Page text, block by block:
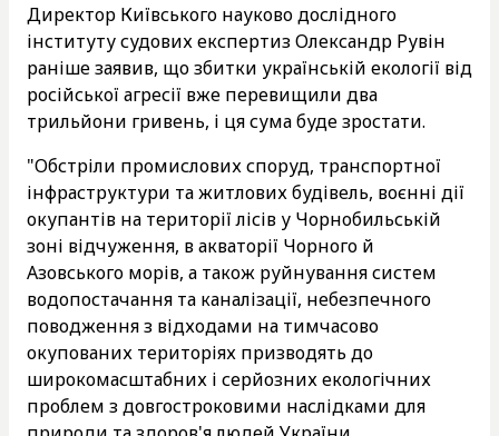
Директор Київського науково дослідного
інституту судових експертиз Олександр Рувін
раніше заявив, що збитки українській екології від
російської агресії вже перевищили два
трильйони гривень, і ця сума буде зростати.
"Обстріли промислових споруд, транспортної
інфраструктури та житлових будівель, воєнні дії
окупантів на території лісів у Чорнобильській
зоні відчуження, в акваторії Чорного й
Азовського морів, а також руйнування систем
водопостачання та каналізації, небезпечного
поводження з відходами на тимчасово
окупованих територіях призводять до
широкомасштабних і серйозних екологічних
проблем з довгостроковими наслідками для